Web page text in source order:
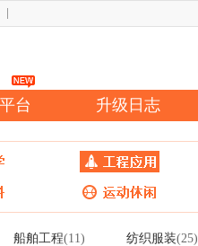
台 升级日志
船舶工程(11) 纺织服装(25)